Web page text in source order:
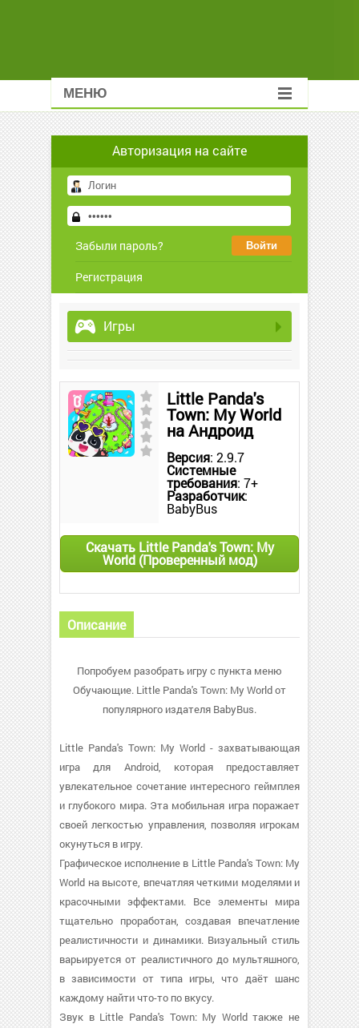
МЕНЮ
Авторизация на сайте
Забыли пароль?
Регистрация
Игры
Little Panda's
Town: My World
на Андроид
Версия: 2.9.7
Системные
требования: 7+
Разработчик:
BabyBus
Скачать Little Panda's Town: My
World (Проверенный мод)
Описание
Попробуем разобрать игру с пункта меню
Обучающие. Little Panda's Town: My World от
популярного издателя BabyBus.
Little Panda's Town: My World - захватывающая
игра для Android, которая предоставляет
увлекательное сочетание интересного геймплея
и глубокого мира. Эта мобильная игра поражает
своей легкостью управления, позволяя игрокам
окунуться в игру.
Графическое исполнение в Little Panda's Town: My
World на высоте, впечатляя четкими моделями и
красочными эффектами. Все элементы мира
тщательно проработан, создавая впечатление
реалистичности и динамики. Визуальный стиль
варьируется от реалистичного до мультяшного,
в зависимости от типа игры, что даёт шанс
каждому найти что-то по вкусу.
Звук в Little Panda's Town: My World также не